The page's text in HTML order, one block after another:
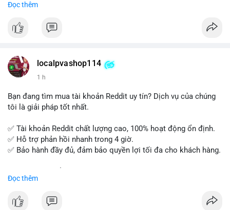
gồm tài liệu toàn diện, câu hỏi thực hành, bài thi thử sát thực
Đăng ký ngay hôm nay để nâng cao năng lực và mở rộng cơ
Đọc thêm
localpvashop114
1 h
Bạn đang tìm mua tài khoản Reddit uy tín? Dịch vụ của chúng
tôi là giải pháp tốt nhất.
✅ Tài khoản Reddit chất lượng cao, 100% hoạt động ổn định.
✅ Hỗ trợ phản hồi nhanh trong 4 giờ.
✅ Bảo hành đầy đủ, đảm bảo quyền lợi tối đa cho khách hàng.
📞 WhatsApp: +1 660 215-8938
📧 Email: localpvashop@gmail.com
Đọc thêm